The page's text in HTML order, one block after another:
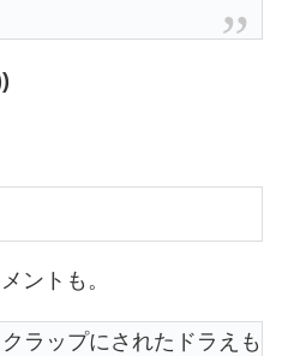
ントも。
ラップにされたドラえも